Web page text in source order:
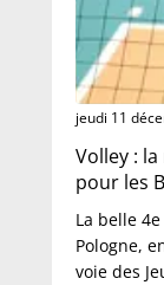
jeudi 11
Volley :
pour les
La belle
Pologne,
voie des